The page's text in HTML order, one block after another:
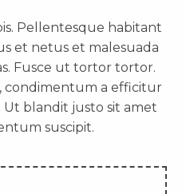
Pellentesque habitant
et netus et malesuada
Fusce ut tortor tortor.
condimentum a efficitur
Ut blandit justo sit amet
suscipit.